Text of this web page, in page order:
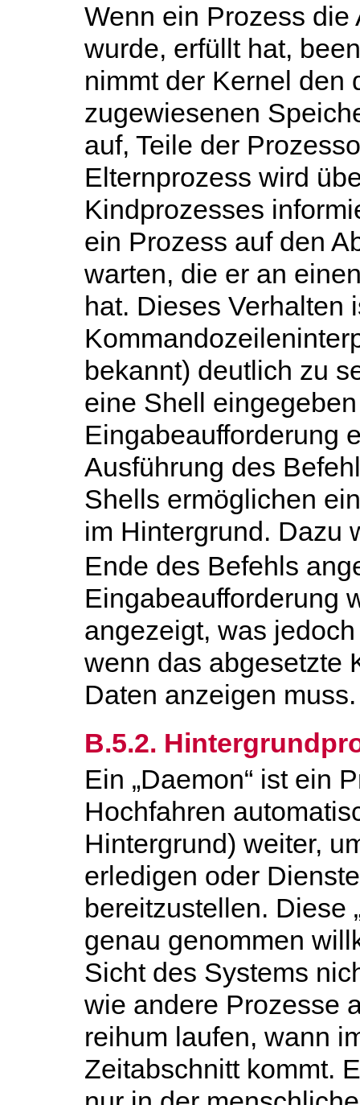
Wenn ein Prozess die
wurde, erfüllt hat,
nimmt der Kernel den
zugewiesenen
auf, Teile der
Elternprozess wird
Kindprozesses
ein Prozess auf den
warten, die er an
hat. Dieses Verhalten
bekannt) deutlich zu
eine Shell
Eingabeaufforderung
Ausführung des
Shells ermöglichen
im Hintergrund. Dazu
Ende des Befehls
Eingabeaufforderung
angezeigt, was
wenn das abgesetzte
Daten anzeigen muss.
B.5.2.
Ein „Daemon“ ist ein
Hochfahren
Hintergrund) weiter,
erledigen oder
bereitzustellen. Diese
genau genommen
Sicht des Systems
wie andere Prozesse
reihum laufen, wann
Zeitabschnitt kommt.